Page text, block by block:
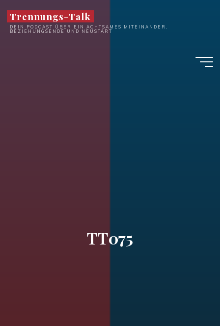
Inhalt
springen
Trennungs-Talk
DEIN PODCAST ÜBER EIN ACHTSAMES MITEINANDER,
BEZIEHUNGSENDE UND NEUSTART
TT075